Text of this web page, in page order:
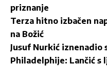
priznanje
Terza hitno izbačen
na Božić
Jusuf Nurkić
Philadelphije: Lančić s